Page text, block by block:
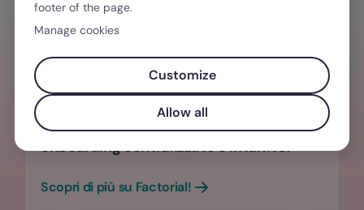
HAI BISOGNO D´AIUTO PER GESTIRE I TEAM
Fai crescere le persone e coltiva i talenti
con un software di gestione di
performance, formazione, recruiting e
onboarding centralizzato e intuitivo.
Scopri di più su Factorial!
footer of the page.
Manage cookies
Customize
Allow all